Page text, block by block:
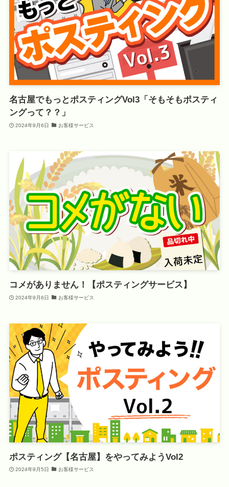
名古屋でもっとポスティングVol3「そもそもポスティ
ングって？？」
2024年9月6日 お客様サービス
コメがありません！【ポスティングサービス】
2024年9月6日 お客様サービス
ポスティング【名古屋】をやってみようVol2
2024年9月5日 お客様サービス